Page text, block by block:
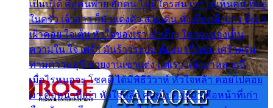
เป็นบ่ได้ คือคนพ่าย ฮักคน ไม่มีใครสน เขาไม่เห็นคน ที่อยู่
ในครัว เจ้าสาว ก็มัวแต่งตัว สวยเด่น นั่งเคียงเจ้าบ่าว ที่เขา
เฝ้าคอย ใจเต้น หัวใจของเรา ลำเค็ญ ใครจะมองเห็น
ความใน ใจ เศร้า มันร้าวระบม ต้องมาขื่นขม เศร้าตรม
ท่ามความสุขี ช่วยงานเขาแต่ง แต่เรา แล้งมาหลายปี
เมื่อไรหนอจะ โชคดี ได้มีพิธีวิวาห์ หัวใจหล้า คอยไปคอย
มา คือหน้าที่เก่า หัวใจหล้า คอยไปคอยมา คือหน้าที่เก่า